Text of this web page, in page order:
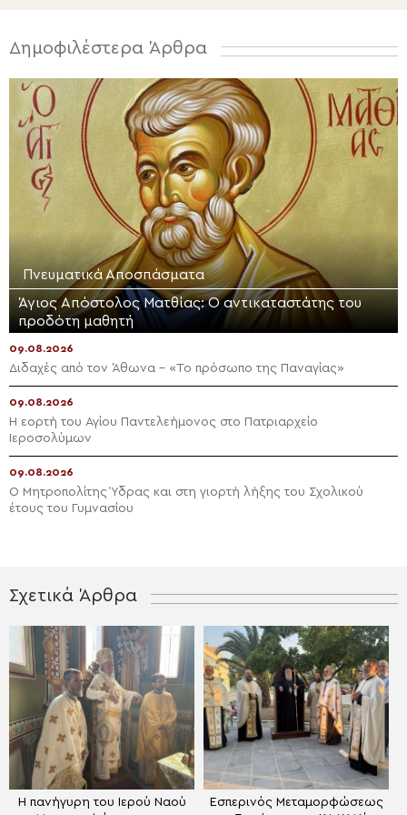
Δημοφιλέστερα Άρθρα
Πνευματικά Αποσπάσματα
Άγιος Απόστολος Ματθίας: Ο αντικαταστάτης του
προδότη μαθητή
09.08.2026
Διδαχές από τον Άθωνα – «Το πρόσωπο της Παναγίας»
09.08.2026
Η εορτή του Αγίου Παντελεήμονος στο Πατριαρχείο
Ιεροσολύμων
09.08.2026
Ο Μητροπολίτης Ύδρας και στη γιορτή λήξης του Σχολικού
έτους του Γυμνασίου
Σχετικά Άρθρα
Η πανήγυρη του Ιερού Ναού
Εσπερινός Μεταμορφώσεως